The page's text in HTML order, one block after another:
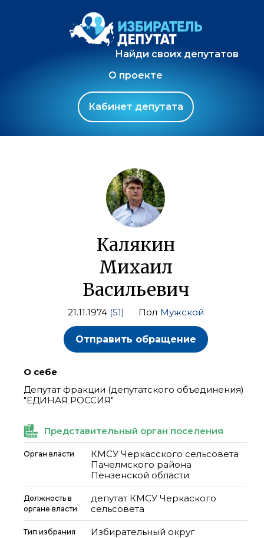
Найди своих депутатов
О проекте
Кабинет депутата
Калякин
Михаил
Васильевич
21.11.1974 (51) Пол Мужской
Отправить обращение
О себе
Депутат фракции (депутатского объединения)
"ЕДИНАЯ РОССИЯ"
Представительный орган поселения
Орган власти
КМСУ Черкасского сельсовета
Пачелмского района
Пензенской области
Должность в
органе власти
депутат КМСУ Черкаского
сельсовета
Тип избрания Избирательный округ